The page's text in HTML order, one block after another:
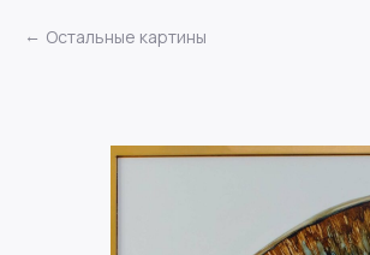
Остальные картины